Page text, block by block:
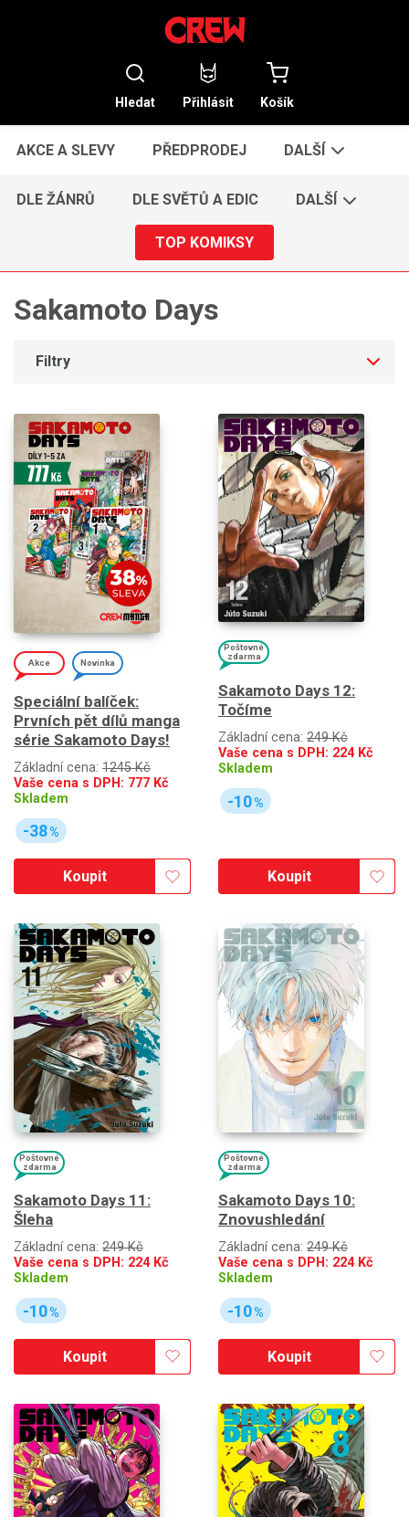
Hledat Přihlásit Košík
AKCE A SLEVY PŘEDPRODEJ DALŠÍ
DLE ŽÁNRŮ DLE SVĚTŮ A EDIC DALŠÍ
TOP KOMIKSY
Sakamoto Days
Filtry
Akce Novinka
Speciální balíček:
Prvních pět dílů manga
série Sakamoto Days!
Základní cena: 1245 Kč
Vaše cena s DPH: 777 Kč
Skladem
-38%
Koupit
Poštovné
zdarma
Sakamoto Days 12:
Točíme
Základní cena: 249 Kč
Vaše cena s DPH: 224Kč
Skladem
-10%
Koupit
Poštovné
zdarma
Sakamoto Days 11:
Šleha
Základní cena: 249 Kč
Vaše cena s DPH: 224Kč
Skladem
-10%
Koupit
Poštovné
zdarma
Sakamoto Days 10:
Znovushledání
Základní cena: 249 Kč
Vaše cena s DPH: 224Kč
Skladem
-10%
Koupit